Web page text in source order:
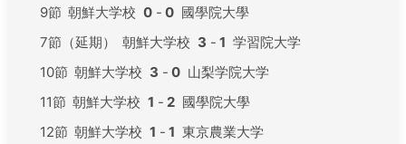
9節 朝鮮大学校 0 - 0 國學院大學
7節（延期）
朝鮮大学校 3 - 1 学習院大学
10節 朝鮮大学校 3 - 0 山梨学院大学
11節 朝鮮大学校 1 - 2 國學院大學
12節 朝鮮大学校 1 - 1 東京農業大学